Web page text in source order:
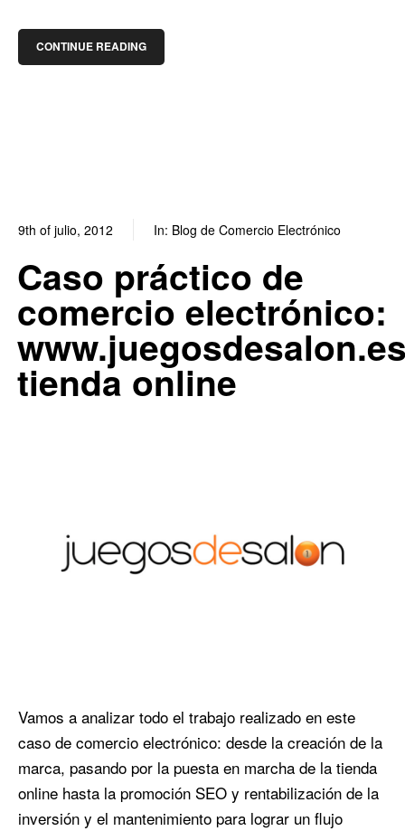
CONTINUE READING
9th of julio, 2012 In: Blog de Comercio Electrónico
Caso práctico de
comercio electrónico:
tienda online
Vamos a analizar todo el trabajo realizado en este
caso de comercio electrónico: desde la creación de la
marca, pasando por la puesta en marcha de la tienda
online hasta la promoción SEO y rentabilización de la
inversión y el mantenimiento para lograr un flujo